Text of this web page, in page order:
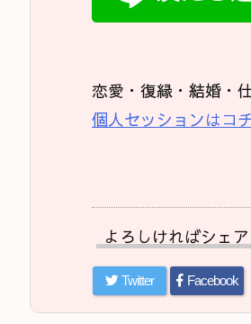
恋愛・復縁・結婚・
個人セッションはコ
よろしければシェ
Twitter Facebook